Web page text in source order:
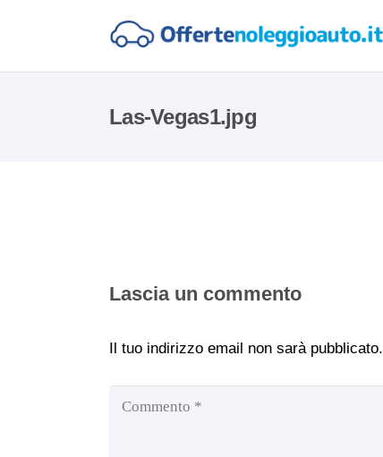
Las-Vegas1.jpg
Lascia un commento
Il tuo indirizzo email non sarà pubblicato.